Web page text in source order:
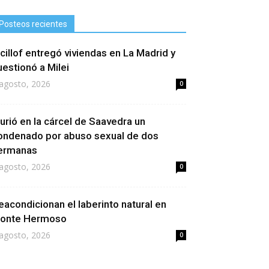
Posteos recientes
entregó viviendas en La Madrid y
a Milei
2026 0
en la cárcel de Saavedra un
por abuso sexual de dos
2026 0
el laberinto natural en
Hermoso
2026 0